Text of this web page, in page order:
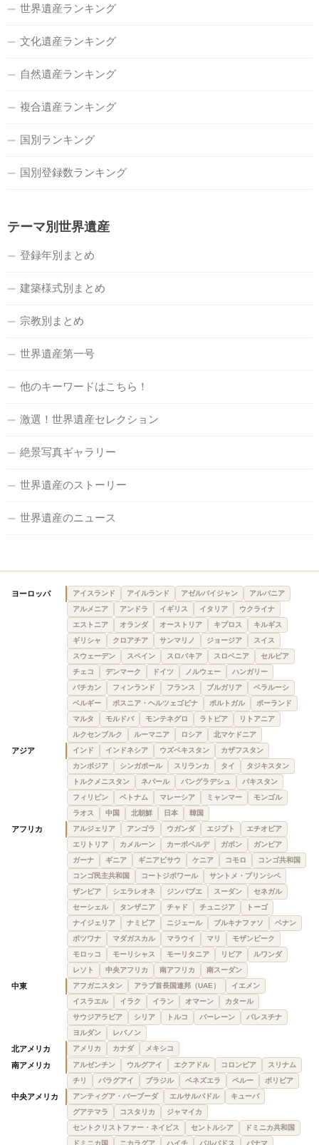
世界遺産ランキング
文化遺産ランキング
自然遺産ランキング
複合遺産ランキング
国別ランキング
国別登録数ランキング
テーマ別世界遺産
登録年別まとめ
建築様式別まとめ
宗教別まとめ
世界遺産第一号
他のキーワードはこちら！
激選！世界遺産セレクション
絶景写真ギャラリー
世界遺産のストーリー
世界遺産のニュース
ヨーロッパ アイスランド アイルランド アゼルバイジャン
アルバニア
アルメニア
アンドラ イギリス イタリア
ウクライナ
エストニア
オランダ オーストリア キプロス
キルギス
ギリシャ
クロアチア サンマリノ ジョージア
スイス
スウェーデン
スペイン スロバキア スロベニア
セルビア
チェコ
デンマーク ドイツ ノルウェー
ハンガリー
バチカン
フィンランド フランス ブルガリア
ベラルーシ
ベルギー
ボスニア・ヘルツェゴビナ ポルトガル
ポーランド
マルタ
モルドバ モンテネグロ ラトビア
リトアニア
ルクセンブルク
ルーマニア ロシア 北マケドニア
アジア インド インドネシア ウズベキスタン
カザフスタン
カンボジア
シンガポール スリランカ タイ
タジキスタン
トルクメニスタン
ネパール バングラデシュ
パキスタン
フィリピン
ベトナム マレーシア ミャンマー
モンゴル
ラオス
中国 北朝鮮 日本 韓国
アフリカ アルジェリア アンゴラ ウガンダ エジプト
エチオピア
エリトリア
カメルーン カーボベルデ ガボン
ガンビア
ガーナ
ギニア ギニアビサウ ケニア コモロ
コンゴ共和国
コンゴ民主共和国
コートジボワール
サントメ・プリンシペ
ザンビア
シエラレオネ ジンバブエ スーダン
セネガル
セーシェル
タンザニア チャド チュニジア
トーゴ
ナイジェリア
ナミビア ニジェール ブルキナファソ
ベナン
ボツワナ
マダガスカル マラウイ マリ
モザンビーク
モロッコ
モーリシャス モーリタニア リビア
ルワンダ
レソト
中央アフリカ 南アフリカ 南スーダン
中東 アフガニスタン アラブ首長国連邦（UAE）
イエメン
イスラエル
イラク イラン オマーン
カタール
サウジアラビア
シリア トルコ バーレーン
パレスチナ
ヨルダン
レバノン
北アメリカ アメリカ カナダ メキシコ
南アメリカ アルゼンチン ウルグアイ エクアドル コロンビア
スリナム
チリ
パラグアイ ブラジル ベネズエラ ペルー ボリビア
中央アメリカ アンティグア・バーブーダ エルサルバドル
キューバ
グアテマラ
コスタリカ
ジャマイカ
セントクリストファー・ネイビス
セントルシア
ドミニカ共和国
ドミニカ国
ニカラグア ハイチ バルバドス パナマ